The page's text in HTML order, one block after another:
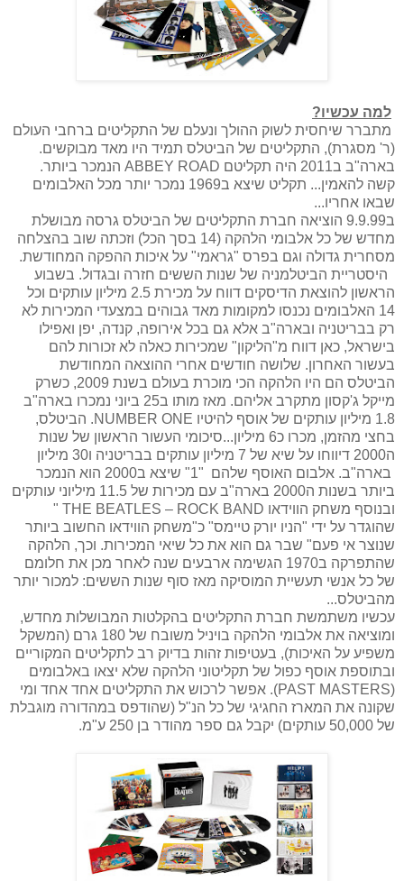
למה עכשיו?
מתברר שיחסית לשוק ההולך ונעלם של התקליטים ברחבי העולם
(ר' מסגרת), התקליטים של הביטלס תמיד היו מאד מבוקשים.
בארה"ב ב2011 היה תקליטם
ABBEY ROAD הנמכר ביותר.
קשה להאמין... תקליט שיצא ב1969 נמכר יותר מכל האלבומים
שבאו אחריו...
ב9.9.99 הוציאה חברת התקליטים של הביטלס גרסה מבושלת
מחדש של כל אלבומי הלהקה (14 בסך הכל) וזכתה שוב בהצלחה
מסחרית גדולה וגם בפרס "גראמי" על איכות ההפקה המחודשת.
היסטריית הביטלמניה של שנות הששים חזרה ובגדול. בשבוע
הראשון להוצאת הדיסקים דווח על מכירת 2.5 מיליון עותקים וכל
14 האלבומים נכנסו למקומות מאד גבוהים במצעדי המכירות לא
רק בבריטניה ובארה"ב אלא גם בכל אירופה, קנדה, יפן ואפילו
בישראל, כאן דווח מ"הליקון" שמכירות כאלה לא זכורות להם
בעשור האחרון. שלושה חודשים אחרי ההוצאה המחודשת
הביטלס הם היו הלהקה הכי מוכרת בעולם בשנת 2009, כשרק
מייקל ג'קסון מתקרב אליהם. מאז מותו ב25 ביוני נמכרו בארה"ב
1.8 מיליון עותקים של אוסף להיטיו
NUMBER ONE. הביטלס,
בחצי מהזמן, מכרו כ6 מיליון...סיכומי העשור הראשון של שנות
ה2000 דיווחו על שיא של 7 מיליון עותקים בבריטניה ו30 מיליון
בארה"ב. אלבום האוסף שלהם "1" שיצא ב2000 הוא הנמכר
ביותר בשנות ה2000 בארה"ב עם מכירות של 11.5 מיליוני עותקים
ובנוסף משחק הווידאו THE BEATLES – ROCK BAND
"
שהוגדר על ידי "הניו יורק טיימס" כ"משחק הווידאו החשוב ביותר
שנוצר אי פעם" שבר גם הוא את כל שיאי המכירות. וכך, הלהקה
שהתפרקה ב1970 הגשימה ארבעים שנה לאחר מכן את חלומם
של כל אנשי תעשיית המוסיקה מאז סוף שנות הששים: למכור יותר
מהביטלס...
עכשיו משתמשת חברת התקליטים בהקלטות המבושלות מחדש,
ומוציאה את אלבומי הלהקה בויניל משובח של 180 גרם (המשקל
משפיע על האיכות), בעטיפות זהות בדיוק רב לתקליטים המקוריים
ובתוספת אוסף כפול של תקליטוני הלהקה שלא יצאו באלבומים
(
PAST MASTERS). אפשר לרכוש את התקליטים אחד אחד ומי
שקונה את המארז החגיגי של כל הנ"ל (שהודפס במהדורה מוגבלת
של 50,000 עותקים) יקבל גם ספר מהודר בן 250 ע"מ.